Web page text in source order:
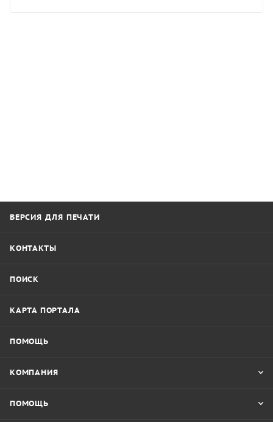
ВЕРСИЯ ДЛЯ ПЕЧАТИ
КОНТАКТЫ
ПОИСК
КАРТА ПОРТАЛА
ПОМОЩЬ
КОМПАНИЯ
ПОМОЩЬ